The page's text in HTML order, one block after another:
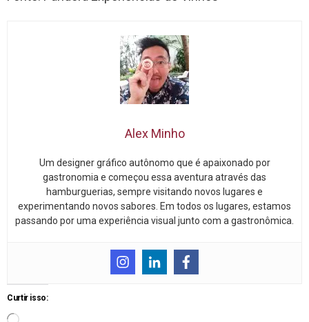
Alex Minho
Um designer gráfico autônomo que é apaixonado por
gastronomia e começou essa aventura através das
hamburguerias, sempre visitando novos lugares e
experimentando novos sabores. Em todos os lugares, estamos
passando por uma experiência visual junto com a gastronômica.
Curtir isso: